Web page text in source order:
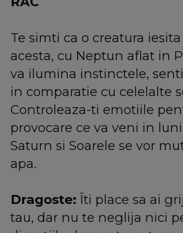
Te simti ca o creatura
acesta, cu Neptun aflat in
va ilumina instinctele,
in comparatie cu celelalte
Controleaza-ti emotiile
provocare ce va veni in
Saturn si Soarele se vor
apa.
Dragoste: Îti place sa ai
tau, dar nu te neglija nici